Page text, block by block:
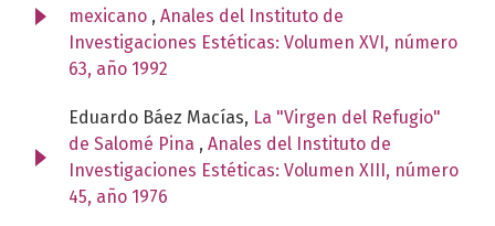
mexicano , Anales del Instituto de
Investigaciones Estéticas: Volumen XVI, número
63, año 1992
Eduardo Báez Macías, La "Virgen del Refugio"
de Salomé Pina , Anales del Instituto de
Investigaciones Estéticas: Volumen XIII, número
45, año 1976